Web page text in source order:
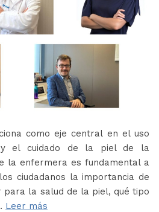
como eje central en el uso
el cuidado de la piel de la
la enfermera es fundamental a
ciudadanos la importancia de
la salud de la piel, qué tipo
Leer más